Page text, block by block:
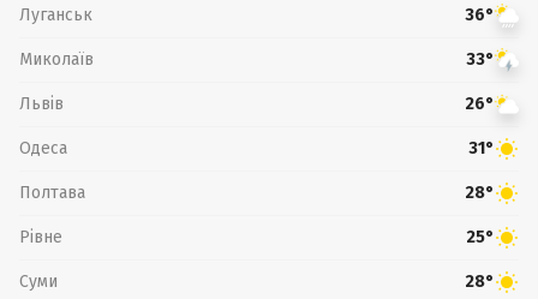
Луганськ 36°
Миколаїв 33°
Львів 26°
Одеса 31°
Полтава 28°
Рівне 25°
Суми 28°